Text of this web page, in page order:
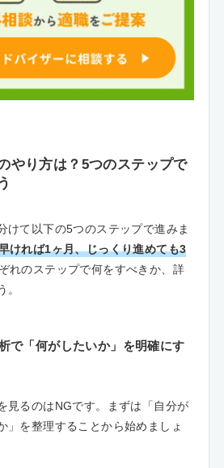
やり方は？5つのステップで
けて以下の5つのステップで進みま
ければ1ヶ月、じっくり進めても3
れのステップで何をすべきか、詳
。
で「何がしたいか」を明確にす
見るのはNGです。まずは「自分が
」を整理することから始めましょ